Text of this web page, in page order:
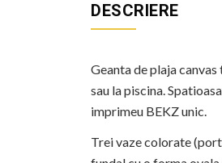
DESCRIERE
Geanta de plaja
sau la piscina.
imprimeu BEKZ unic.
Trei vaze colorate